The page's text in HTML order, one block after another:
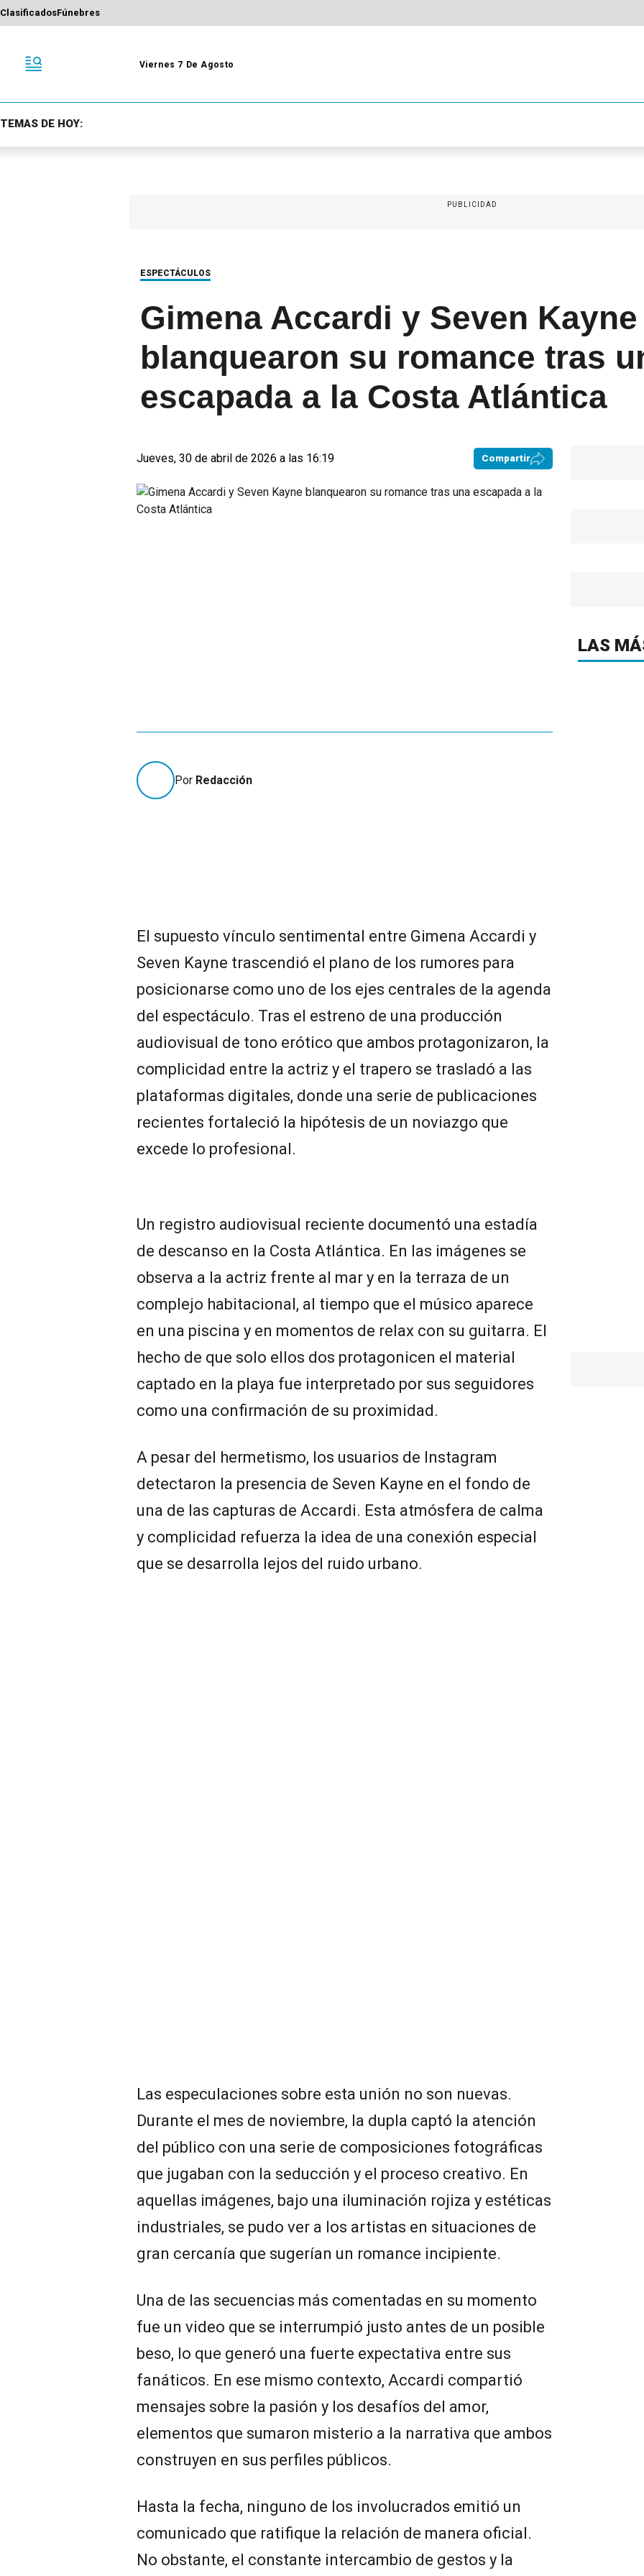
ClasificadosFúnebres
Viernes 7 De Agosto
TEMAS DE HOY:
PUBLICIDAD
ESPECTÁCULOS
Gimena Accardi y Seven Kayne
blanquearon su romance tras
escapada a la Costa Atlántica
Jueves, 30 de abril de 2026 a las 16:19 Compartir
Por Redacción
El supuesto vínculo sentimental entre Gimena Accardi y
Seven Kayne trascendió el plano de los rumores para
posicionarse como uno de los ejes centrales de la agenda
del espectáculo. Tras el estreno de una producción
audiovisual de tono erótico que ambos protagonizaron, la
complicidad entre la actriz y el trapero se trasladó a las
plataformas digitales, donde una serie de publicaciones
recientes fortaleció la hipótesis de un noviazgo que
excede lo profesional.
Un registro audiovisual reciente documentó una estadía
de descanso en la Costa Atlántica. En las imágenes se
observa a la actriz frente al mar y en la terraza de un
complejo habitacional, al tiempo que el músico aparece
en una piscina y en momentos de relax con su guitarra. El
hecho de que solo ellos dos protagonicen el material
captado en la playa fue interpretado por sus seguidores
como una confirmación de su proximidad.
A pesar del hermetismo, los usuarios de Instagram
detectaron la presencia de Seven Kayne en el fondo de
una de las capturas de Accardi. Esta atmósfera de calma
y complicidad refuerza la idea de una conexión especial
que se desarrolla lejos del ruido urbano.
Las especulaciones sobre esta unión no son nuevas.
Durante el mes de noviembre, la dupla captó la atención
del público con una serie de composiciones fotográficas
que jugaban con la seducción y el proceso creativo. En
aquellas imágenes, bajo una iluminación rojiza y estéticas
industriales, se pudo ver a los artistas en situaciones de
gran cercanía que sugerían un romance incipiente.
Una de las secuencias más comentadas en su momento
fue un video que se interrumpió justo antes de un posible
beso, lo que generó una fuerte expectativa entre sus
fanáticos. En ese mismo contexto, Accardi compartió
mensajes sobre la pasión y los desafíos del amor,
elementos que sumaron misterio a la narrativa que ambos
construyen en sus perfiles públicos.
Hasta la fecha, ninguno de los involucrados emitió un
comunicado que ratifique la relación de manera oficial.
No obstante, el constante intercambio de gestos y la
LAS